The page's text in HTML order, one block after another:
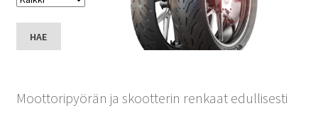
HAE
Moottoripyörän ja skootterin renkaat edullisesti